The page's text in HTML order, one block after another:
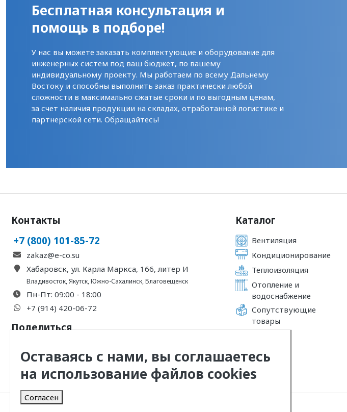
Бесплатная консультация и
помощь в подборе!
У нас вы можете заказать комплектующие и оборудование для
инженерных систем под ваш бюджет, по вашему
индивидуальному проекту. Мы работаем по всему Дальнему
Востоку и способны выполнить заказ практически любой
сложности в максимально сжатые сроки и по выгодным ценам,
за счет наличия продукции на складах, отработанной логистике и
партнерской сети. Обращайтесь!
Контакты
+7 (800) 101-85-72
zakaz@e-co.su
Хабаровск, ул. Карла Маркса, 166, литер И
Владивосток,Якутск,Южно-Сахалинск,Благовещенск
Пн-Пт: 09:00 - 18:00
+7 (914) 420-06-72
Поделиться
Каталог
Вентиляция
Кондиционирование
Теплоизоляция
Отопление и
водоснабжение
Сопутствующие
товары
Оставаясь с нами, вы соглашаетесь
на использование файлов cookies
Согласен